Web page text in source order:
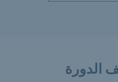
الدورة